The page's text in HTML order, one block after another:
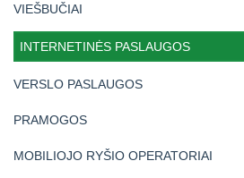
VIEŠBUČIAI
INTERNETINĖS PASLAUGOS
VERSLO PASLAUGOS
PRAMOGOS
MOBILIOJO RYŠIO OPERATORIAI